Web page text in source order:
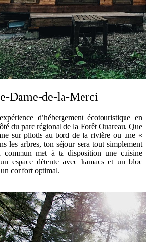
Dame-de-la-Merci
d’hébergement écotouristique en
du parc régional de la Forêt Ouareau. Que
sur pilotis au bord de la rivière ou une «
les arbres, ton séjour sera tout simplement
commun met à ta disposition une cuisine
espace détente avec hamacs et un bloc
confort optimal.